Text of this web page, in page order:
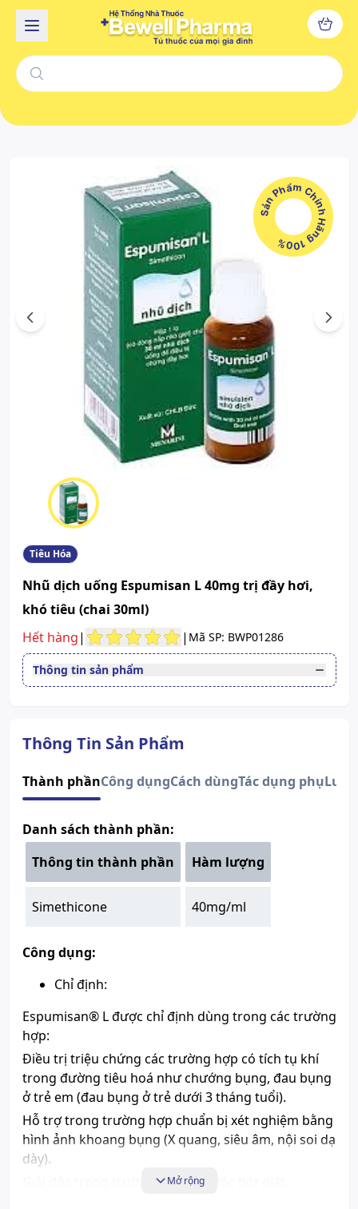
Sản Phẩm Chính Hãng 100%
Previous Next
Tiêu Hóa
Nhũ dịch uống Espumisan L 40mg trị đầy hơi,
khó tiêu (chai 30ml)
Hết hàng| | Mã SP: BWP01286
Thông tin sản phẩm
Quy cách
Chai 30ml
Nhà sản xuất
Nước sản xuất
Đức
Xuất xứ thương
Số đăng ký
400100981824
Hướng dẫn tra cứu số đăng ký thuốc được cấp phép
Chú ý
đọc kĩ thông tin chi tiết ở tờ
Thông Tin Sản Phẩm
Thành phầnCông dụngCách dùngTác dụng phụLưu
Danh sách thành phần:
Thông tin thành phần
Hàm lượng
Simethicone 40mg/ml
Công dụng:
Chỉ định:
Espumisan® L được chỉ định dùng trong các trường
hợp:
Điều trị triệu chứng các trường hợp có tích tụ khí
trong đường tiêu hoá như chướng bụng, đau bụng
ở trẻ em (đau bụng ở trẻ dưới 3 tháng tuổi).
Hỗ trợ trong trường hợp chuẩn bị xét nghiệm bằng
hình ảnh khoang bụng (X quang, siêu âm, nội soi dạ
dày).
Giải độc trong trường hợp ngộ độc bột giặt.
Mở rộng